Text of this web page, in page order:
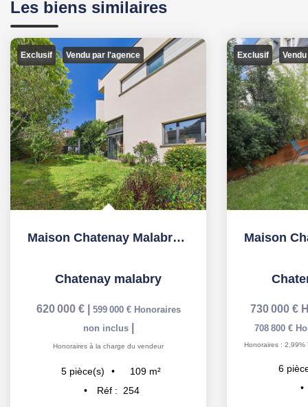
Les biens similaires
Exclusif Vendu par l'agence
Maison Chatenay Malabry 5 pièce(s) 108.87 m2
Chatenay malabry
620 000 € 599 000 € Honoraires
non inclus
Honoraires à la charge du vendeur
5 pièce(s) 109 m²
Réf :
254
Exclusif Vendu
730 000 €
708 800 €
Honoraires : 2,99%
6